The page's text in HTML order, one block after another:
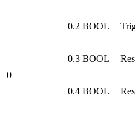
0
0.2 BOOL
0.3 BOOL
0.4 BOOL